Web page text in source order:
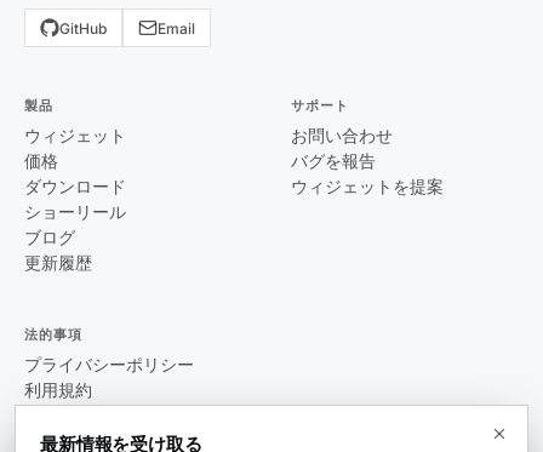
GitHub Email
製品
ウィジェット
価格
ダウンロード
ショーリール
ブログ
更新履歴
サポート
お問い合わせ
バグを報告
ウィジェットを提案
法的事項
プライバシーポリシー
利用規約
最新情報を受け取る